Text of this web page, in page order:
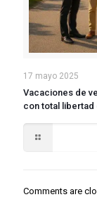
17 mayo 2025
Vacaciones de
con total libertad
Comments are